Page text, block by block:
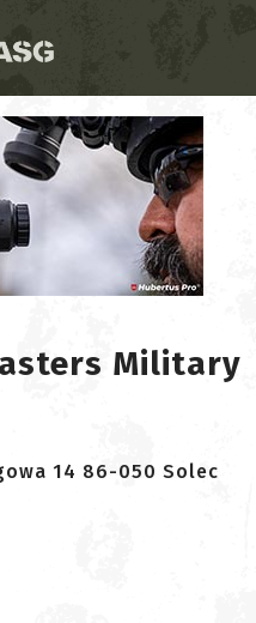
Military
14 86-050 Solec